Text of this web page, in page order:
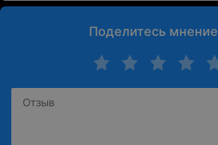
Поделитесь